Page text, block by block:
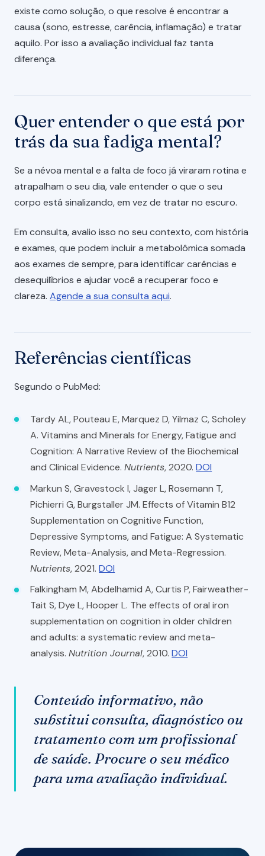
existe como solução, o que resolve é encontrar a
causa (sono, estresse, carência, inflamação) e tratar
aquilo. Por isso a avaliação individual faz tanta
diferença.
Quer entender o que está por
trás da sua fadiga mental?
Se a névoa mental e a falta de foco já viraram rotina e
atrapalham o seu dia, vale entender o que o seu
corpo está sinalizando, em vez de tratar no escuro.
Em consulta, avalio isso no seu contexto, com história
e exames, que podem incluir a metabolômica somada
aos exames de sempre, para identificar carências e
desequilíbrios e ajudar você a recuperar foco e
clareza. Agende a sua consulta aqui.
Referências científicas
Segundo o PubMed:
Tardy AL, Pouteau E, Marquez D, Yilmaz C, Scholey
A. Vitamins and Minerals for Energy, Fatigue and
Cognition: A Narrative Review of the Biochemical
and Clinical Evidence.Nutrients, 2020.DOI
Markun S, Gravestock I, Jäger L, Rosemann T,
Pichierri G, Burgstaller JM. Effects of Vitamin B12
Supplementation on Cognitive Function,
Depressive Symptoms, and Fatigue: A Systematic
Review, Meta-Analysis, and Meta-Regression.
Nutrients, 2021.DOI
Falkingham M, Abdelhamid A, Curtis P, Fairweather-
Tait S, Dye L, Hooper L. The effects of oral iron
supplementation on cognition in older children
and adults: a systematic review and meta-
analysis.Nutrition Journal, 2010.DOI
Conteúdo informativo, não
substitui consulta, diagnóstico ou
tratamento com um profissional
de saúde. Procure o seu médico
para uma avaliação individual.